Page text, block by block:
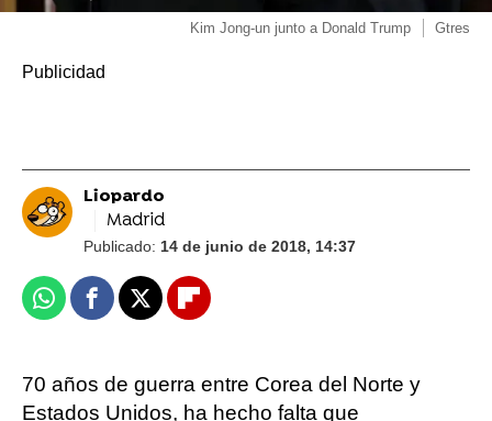
Kim Jong-un junto a Donald Trump Gtres
Liopardo
Madrid
Publicado: 14 de junio de 2018, 14:37
WhatsappFacebook
X Flipboard
70 años de guerra entre Corea del Norte y
Estados Unidos, ha hecho falta que